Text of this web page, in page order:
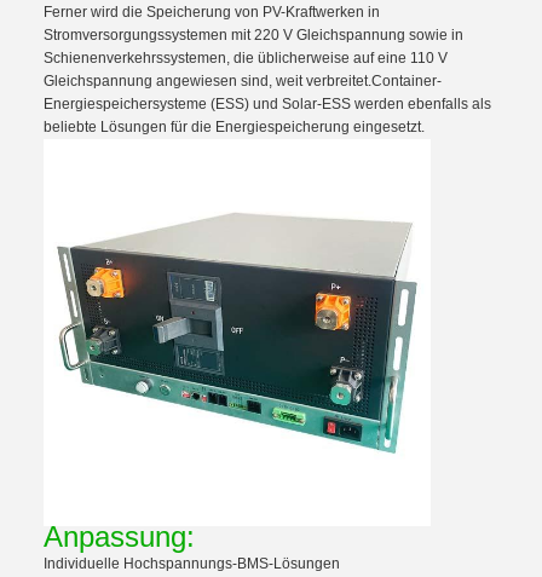
Ferner wird die Speicherung von PV-Kraftwerken in
Stromversorgungssystemen mit 220 V Gleichspannung sowie in
Schienenverkehrssystemen, die üblicherweise auf eine 110 V
Gleichspannung angewiesen sind, weit verbreitet.Container-
Energiespeichersysteme (ESS) und Solar-ESS werden ebenfalls als
beliebte Lösungen für die Energiespeicherung eingesetzt.
Anpassung:
Individuelle Hochspannungs-BMS-Lösungen